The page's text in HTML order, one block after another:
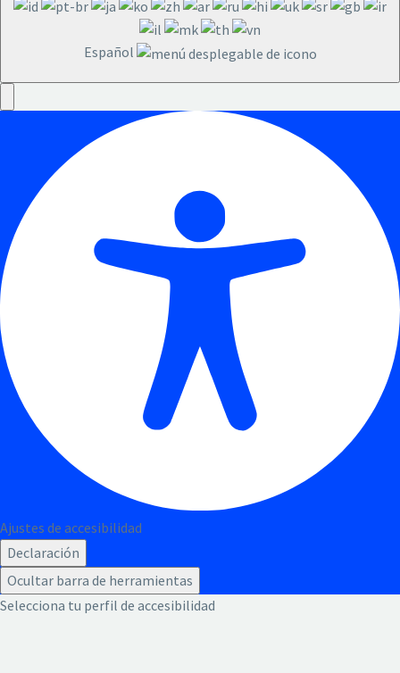
Español
Ajustes de accesibilidad
Declaración
Ocultar barra de herramientas
Selecciona tu perfil de accesibilidad